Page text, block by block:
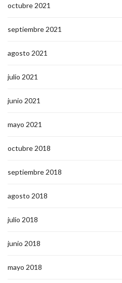
octubre 2021
septiembre 2021
agosto 2021
julio 2021
junio 2021
mayo 2021
octubre 2018
septiembre 2018
agosto 2018
julio 2018
junio 2018
mayo 2018